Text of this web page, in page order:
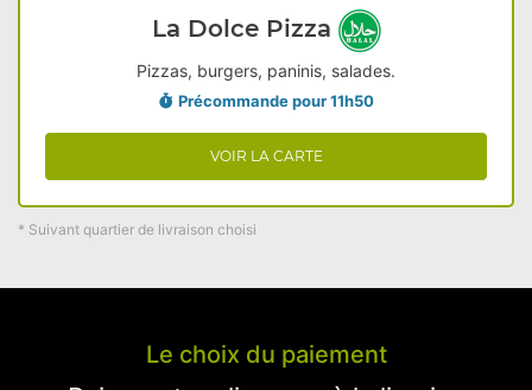
La Dolce Pizza
Pizzas, burgers, paninis, salades.
Précommande pour 11h50
VOIR LA CARTE
* Suivant quartier de livraison choisi
Le choix du paiement